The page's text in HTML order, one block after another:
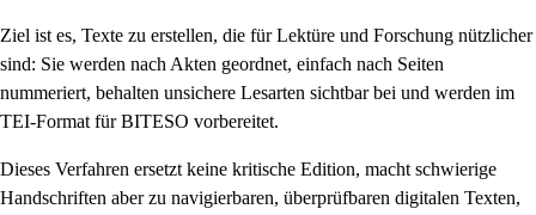
Ziel ist es, Texte zu erstellen, die für Lektüre und Forschung nützlicher
sind: Sie werden nach Akten geordnet, einfach nach Seiten
nummeriert, behalten unsichere Lesarten sichtbar bei und werden im
TEI-Format für BITESO vorbereitet.
Dieses Verfahren ersetzt keine kritische Edition, macht schwierige
Handschriften aber zu navigierbaren, überprüfbaren digitalen Texten,